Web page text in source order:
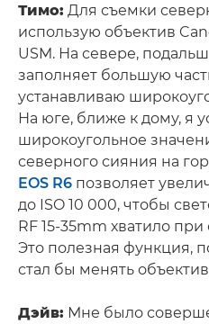
Тимо: Для съемки
использую объектив
USM. На севере,
заполняет большую
устанавливаю
На юге, ближе к дому, я
широкоугольное
северного сияния на
EOS R6 позволяет
до ISO 10 000, чтобы
RF 15-35mm хватило
Это полезная функция,
стал бы менять
Дэйв: Мне было